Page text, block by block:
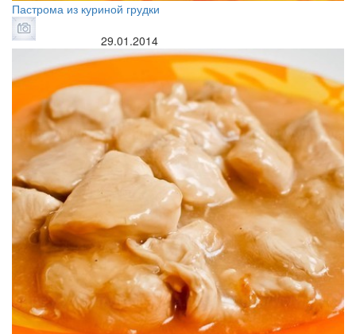
Пастрома из куриной грудки
29.01.2014